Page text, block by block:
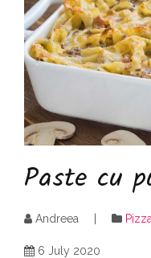
Paste cu
Andreea
6 July 2020